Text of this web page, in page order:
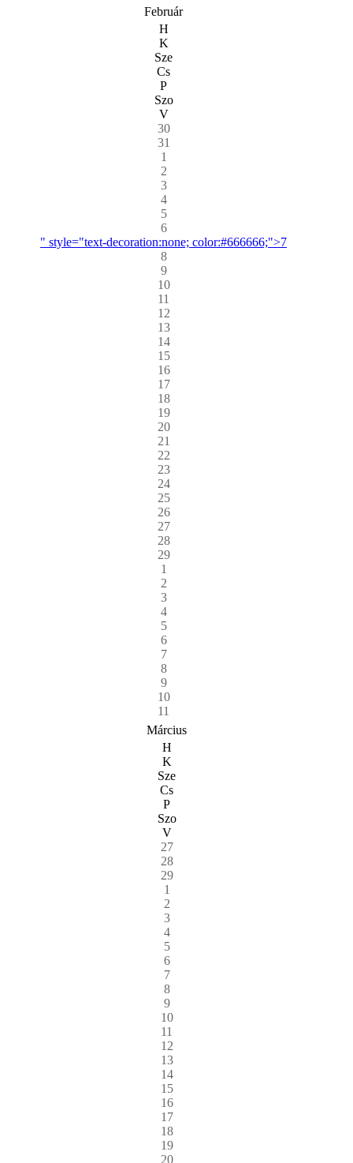
Február
H
K
Sze
Cs
P
Szo
V
30
31
1
2
3
4
5
6
" style="text-decoration:none; color:#666666;">7
8
9
10
11
12
13
14
15
16
17
18
19
20
21
22
23
24
25
26
27
28
29
1
2
3
4
5
6
7
8
9
10
11
Március
H
K
Sze
Cs
P
Szo
V
27
28
29
1
2
3
4
5
6
7
8
9
10
11
12
13
14
15
16
17
18
19
20